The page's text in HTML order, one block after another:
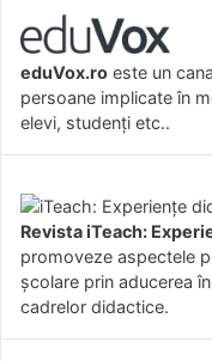
eduVox.ro este un
persoane implicate în
elevi, studenți etc..
Revista iTeach:
promoveze aspectele
şcolare prin aducerea
cadrelor didactice.